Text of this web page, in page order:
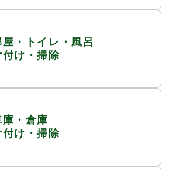
屋・トイレ・風呂
付け・掃除
庫・倉庫
付け・掃除